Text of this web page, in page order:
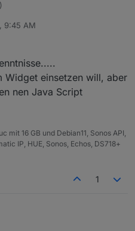
sein und auch bleiben.
9:45 AM
Widget einsetzen will, aber
nen Java Script
16 GB und Debian11, Sonos API,
IP, HUE, Sonos, Echos, DS718+
1